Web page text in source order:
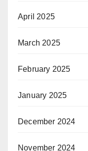
April 2025
March 2025
February 2025
January 2025
December 2024
November 2024